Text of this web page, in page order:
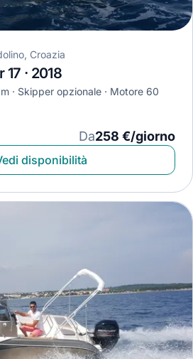
Croazia
· 2018
Skipper opzionale
Motore 60
Da258 €/giorno
disponibilità